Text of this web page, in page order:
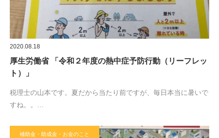
2020.08.18
厚生労働省 「令和２年度の熱中症予防行動（リーフレッ
ト）」
税理士の山本です。夏だから当たり前ですが、毎日本当に暑いで
すね。。…
補助金・助成金・お金のこと